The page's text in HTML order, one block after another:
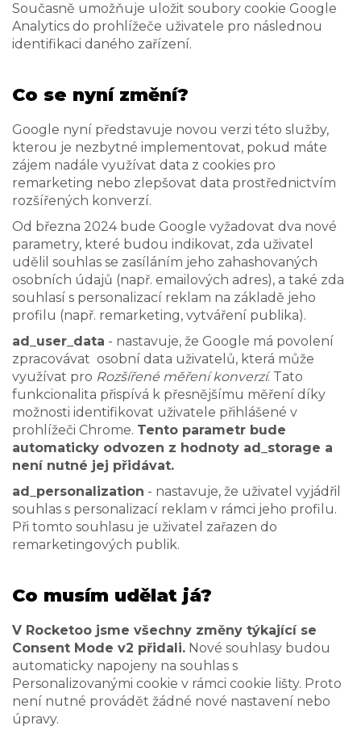
Současně umožňuje uložit soubory cookie Google
Analytics do prohlížeče uživatele pro následnou
identifikaci daného zařízení.
Co se nyní změní?
Google nyní představuje novou verzi této služby,
kterou je nezbytné implementovat, pokud máte
zájem nadále využívat data z cookies pro
remarketing nebo zlepšovat data prostřednictvím
rozšířených konverzí.
Od března 2024 bude Google vyžadovat dva nové
parametry, které budou indikovat, zda uživatel
udělil souhlas se zasíláním jeho zahashovaných
osobních údajů (např. emailových adres), a také zda
souhlasí s personalizací reklam na základě jeho
profilu (např. remarketing, vytváření publika).
ad_user_data - nastavuje, že Google má povolení
zpracovávat osobní data uživatelů, která může
využívat pro Rozšířené měření konverzí. Tato
funkcionalita přispívá k přesnějšímu měření díky
možnosti identifikovat uživatele přihlášené v
prohlížeči Chrome. Tento parametr bude
automaticky odvozen z hodnoty ad_storage a
není nutné jej přidávat.
ad_personalization - nastavuje, že uživatel vyjádřil
souhlas s personalizací reklam v rámci jeho profilu.
Při tomto souhlasu je uživatel zařazen do
remarketingových publik.
Co musím udělat já?
V Rocketoo jsme všechny změny týkající se
Consent Mode v2 přidali. Nové souhlasy budou
automaticky napojeny na souhlas s
Personalizovanými cookie v rámci cookie lišty. Proto
není nutné provádět žádné nové nastavení nebo
úpravy.